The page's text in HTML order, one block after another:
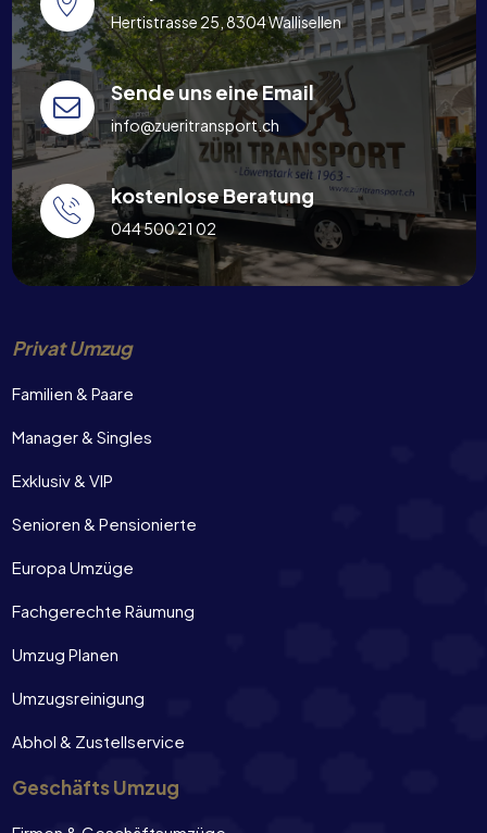
Hertistrasse 25, 8304 Wallisellen
Sende uns eine Email
info@zueritransport.ch
kostenlose Beratung
044 500 21 02
Privat Umzug
Familien & Paare
Manager & Singles
Exklusiv & VIP
Senioren & Pensionierte
Europa Umzüge
Fachgerechte Räumung
Umzug Planen
Umzugsreinigung
Abhol & Zustellservice
Geschäfts Umzug